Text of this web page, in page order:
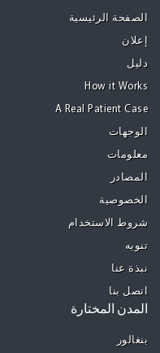
الصفحة الرئيسية
إعلان
دليل
How it Works
A Real Patient Case
الوجهات
معلومات
المصادر
الخصوصية
شروط الاستخدام
تنويه
نبذة عنا
اتصل بنا
المدن المختارة
بنغالور